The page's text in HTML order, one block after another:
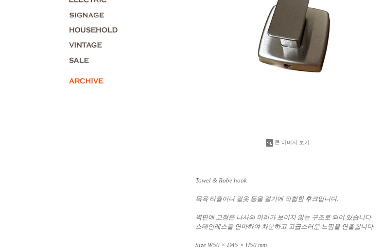
큰 이미지 보기
Towel & Robe hook
목욕 타월이나 겉옷 등을 걸기에 적합한 후크입니다.
벽면에 고정은 나사의 머리가 보이지 않는 구조로 되어 있습니다.
스테인레스를 연마하여 차분하고 고급스러운 느낌을 연출합니다.
Size W50 × D45 × H50 mm